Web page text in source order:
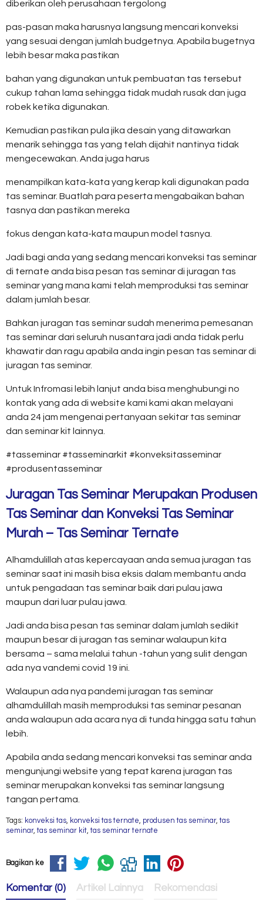
diberikan oleh perusahaan tergolong
pas-pasan maka harusnya langsung mencari konveksi
yang sesuai dengan jumlah budgetnya. Apabila bugetnya
lebih besar maka pastikan
bahan yang digunakan untuk pembuatan tas tersebut
cukup tahan lama sehingga tidak mudah rusak dan juga
robek ketika digunakan.
Kemudian pastikan pula jika desain yang ditawarkan
menarik sehingga tas yang telah dijahit nantinya tidak
mengecewakan. Anda juga harus
menampilkan kata-kata yang kerap kali digunakan pada
tas seminar. Buatlah para peserta mengabaikan bahan
tasnya dan pastikan mereka
fokus dengan kata-kata maupun model tasnya.
Jadi bagi anda yang sedang mencari konveksi tas seminar
di ternate anda bisa pesan tas seminar di juragan tas
seminar yang mana kami telah memproduksi tas seminar
dalam jumlah besar.
Bahkan juragan tas seminar sudah menerima pemesanan
tas seminar dari seluruh nusantara jadi anda tidak perlu
khawatir dan ragu apabila anda ingin pesan tas seminar di
juragan tas seminar.
Untuk Infromasi lebih lanjut anda bisa menghubungi no
kontak yang ada di website kami kami akan melayani
anda 24 jam mengenai pertanyaan sekitar tas seminar
dan seminar kit lainnya.
#tasseminar #tasseminarkit #konveksitasseminar
#produsentasseminar
Juragan Tas Seminar Merupakan Produsen
Tas Seminar dan Konveksi Tas Seminar
Murah – Tas Seminar Ternate
Alhamdulillah atas kepercayaan anda semua juragan tas
seminar saat ini masih bisa eksis dalam membantu anda
untuk pengadaan tas seminar baik dari pulau jawa
maupun dari luar pulau jawa.
Jadi anda bisa pesan tas seminar dalam jumlah sedikit
maupun besar di juragan tas seminar walaupun kita
bersama – sama melalui tahun -tahun yang sulit dengan
ada nya vandemi covid 19 ini.
Walaupun ada nya pandemi juragan tas seminar
alhamdulillah masih memproduksi tas seminar pesanan
anda walaupun ada acara nya di tunda hingga satu tahun
lebih.
Apabila anda sedang mencari konveksi tas seminar anda
mengunjungi website yang tepat karena juragan tas
seminar merupakan konveksi tas seminar langsung
tangan pertama.
Tags: konveksi tas, konveksi tas ternate, produsen tas seminar,tas
seminar,tas seminar kit,tas seminar ternate
Bagikan ke
Komentar (0) Artikel Lainnya Rekomendasi